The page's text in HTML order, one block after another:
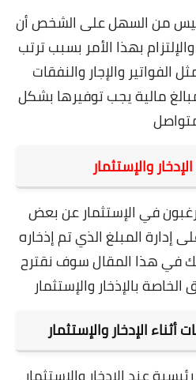
من السهل على الشخص أن
بهذا الأمر بسبب ترتب
الفواتير والإجار والنفقات
مالية يجب توفيرها بشكل
والإستثمار
في الإستثمار عن بعض
إدارة المبلغ الذي تم إذخاره
في هذا المقال سوف نقترح
بالإذخار والإستثمار
الإدخار والإستثمار